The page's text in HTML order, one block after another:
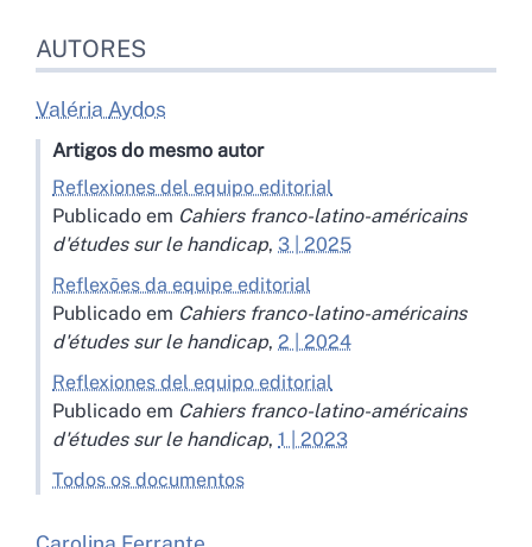
AUTORES
Valéria Aydos
Artigos do mesmo autor
Reflexiones del equipo editorial
Publicado em Cahiers franco-latino-américains
d'études sur le handicap, 3 | 2025
Reflexões da equipe editorial
Publicado em Cahiers franco-latino-américains
d'études sur le handicap, 2 | 2024
Reflexiones del equipo editorial
Publicado em Cahiers franco-latino-américains
d'études sur le handicap, 1 | 2023
Todos os documentos